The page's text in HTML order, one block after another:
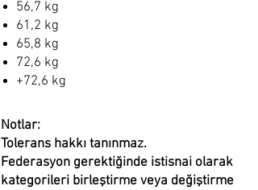
56,7 kg
61,2 kg
65,8 kg
72,6 kg
+72,6 kg
Notlar:
Tolerans hakkı tanınmaz.
Federasyon gerektiğinde istisnai olarak
kategorileri birleştirme veya değiştirme